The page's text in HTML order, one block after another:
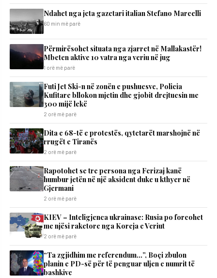
Ndahet nga jeta gazetari italian Stefano Marcelli
60 min më parë
Përmirësohet situata nga zjarret në Mallakastër!
Mbeten aktive 10 vatra nga veriu në jug
1 orë më parë
Futi Jet Ski-n në zonën e pushuesve, Policia
Kufitare bllokon mjetin dhe gjobit drejtuesin me
300 mijë lekë
2 orë më parë
Dita e 68-të e protestës, qytetarët marshojnë në
rrugët e Tiranës
2 orë më parë
Rapotohet se tre persona nga Ferizaj kanë
humbur jetën në një aksident duke u kthyer në
Gjermani
2 orë më parë
KIEV – Inteligjenca ukrainase: Rusia po forcohet
me njësi raketore nga Koreja e Veriut
2 orë më parë
“Ta zgjidhim me referendum…”, Boçi zbulon
planin e PD-së për të penguar uljen e numrit të
bashkive